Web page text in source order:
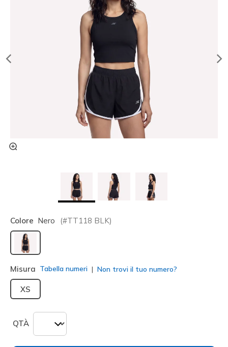
Colore Nero (#TT118 BLK)
selezionato
Misura Tabella numeri Non trovi il tuo numero?
XS
QTÀ